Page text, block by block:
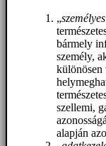
„
bármely
személy,
különösen
szellemi,
alapján